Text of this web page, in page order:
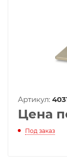
Артикул:
Цена
Под заказ